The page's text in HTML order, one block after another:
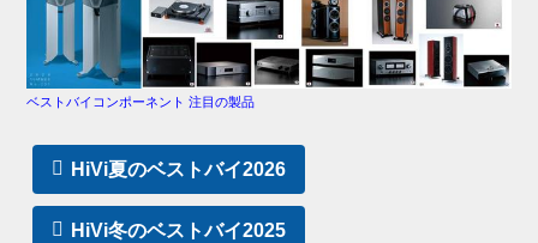
ベストバイコンポーネント 注目の製品
HiVi夏のベストバイ2026
HiVi冬のベストバイ2025